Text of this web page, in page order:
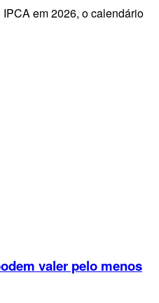
em 2026, o calendário
valer pelo menos